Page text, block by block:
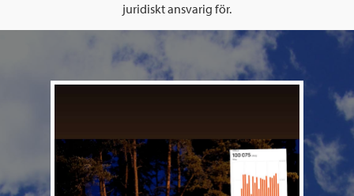
juridiskt ansvarig för.